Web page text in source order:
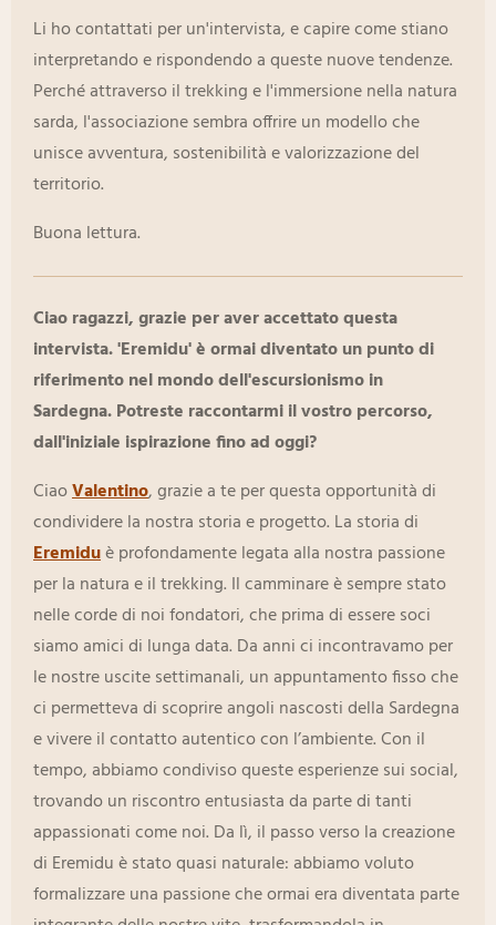
Li ho contattati per un'intervista, e capire come stiano
interpretando e rispondendo a queste nuove tendenze.
Perché attraverso il trekking e l'immersione nella natura
sarda, l'associazione sembra offrire un modello che
unisce avventura, sostenibilità e valorizzazione del
territorio.
Buona lettura.
Ciao ragazzi, grazie per aver accettato questa
intervista. 'Eremidu' è ormai diventato un punto di
riferimento nel mondo dell'escursionismo in
Sardegna. Potreste raccontarmi il vostro percorso,
dall'iniziale ispirazione fino ad oggi?
CiaoValentino, grazie a te per questa opportunità di
condividere la nostra storia e progetto. La storia di
Eremiduè profondamente legata alla nostra passione
per la natura e il trekking. Il camminare è sempre stato
nelle corde di noi fondatori, che prima di essere soci
siamo amici di lunga data. Da anni ci incontravamo per
le nostre uscite settimanali, un appuntamento fisso che
ci permetteva di scoprire angoli nascosti della Sardegna
e vivere il contatto autentico con l’ambiente. Con il
tempo, abbiamo condiviso queste esperienze sui social,
trovando un riscontro entusiasta da parte di tanti
appassionati come noi. Da lì, il passo verso la creazione
di Eremidu è stato quasi naturale: abbiamo voluto
formalizzare una passione che ormai era diventata parte